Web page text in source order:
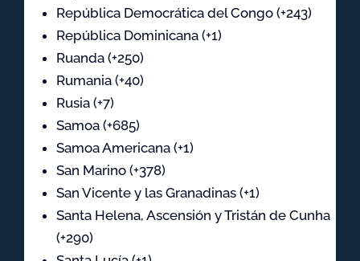
República Democrática del Congo (+243)
República Dominicana (+1)
Ruanda (+250)
Rumania (+40)
Rusia (+7)
Samoa (+685)
Samoa Americana (+1)
San Marino (+378)
San Vicente y las Granadinas (+1)
Santa Helena, Ascensión y Tristán de Cunha
(+290)